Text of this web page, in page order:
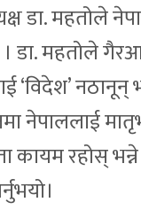
डा. महतोले
महतोले
नठानून्
नेपाललाई
कायम रहोस्